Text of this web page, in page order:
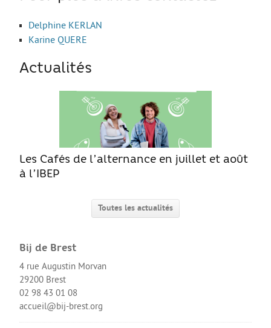
LOISIRS
Partir en vacances
Le Sport
Mon corps, mon identité
Amour et sexualité
Excès et addictions
Victime de violences
Qui sommes nous
Delphine KERLAN
Karine QUERE
Actualités
Les Cafés de l’alternance en juillet et août
à l’IBEP
Toutes les actualités
Bij de Brest
4 rue Augustin Morvan
29200 Brest
02 98 43 01 08
accueil@bij-brest.org